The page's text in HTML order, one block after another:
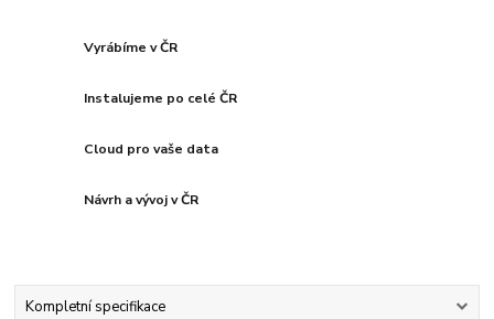
Vyrábíme v ČR
Instalujeme po celé ČR
Cloud pro vaše data
Návrh a vývoj v ČR
Kompletní specifikace